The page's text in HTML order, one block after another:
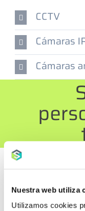
Nuestra web utiliza
Utilizamos cookies
CCTV
Cámaras
Cámaras